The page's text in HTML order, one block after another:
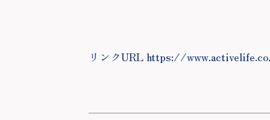
リンクURL https://